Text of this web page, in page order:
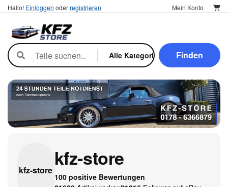
Hallo! Einloggen oderregistrieren Mein Konto
Finden
kfz-store
kfz-store
100 positive Bewertungen